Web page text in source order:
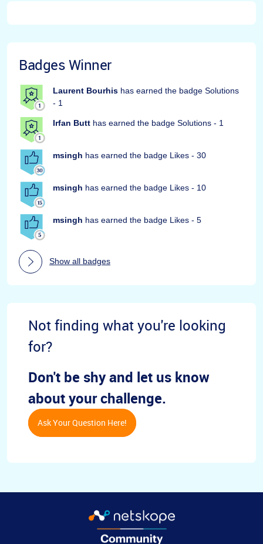
Badges Winner
Laurent Bourhis has earned the badge Solutions
- 1
Irfan Butt has earned the badge Solutions - 1
msingh has earned the badge Likes - 30
msingh has earned the badge Likes - 10
msingh has earned the badge Likes - 5
Show all badges
Not finding what you're looking
for?
Don't be shy and let us know
about your challenge.
Ask Your Question Here!